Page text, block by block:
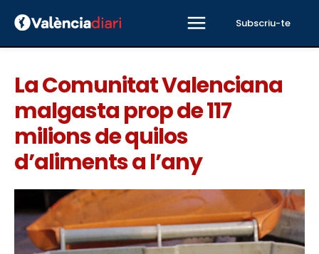
Subscriu-te
La Comunitat Valenciana
malgasta prop de 117
milions de quilos
d’aliments a l’any